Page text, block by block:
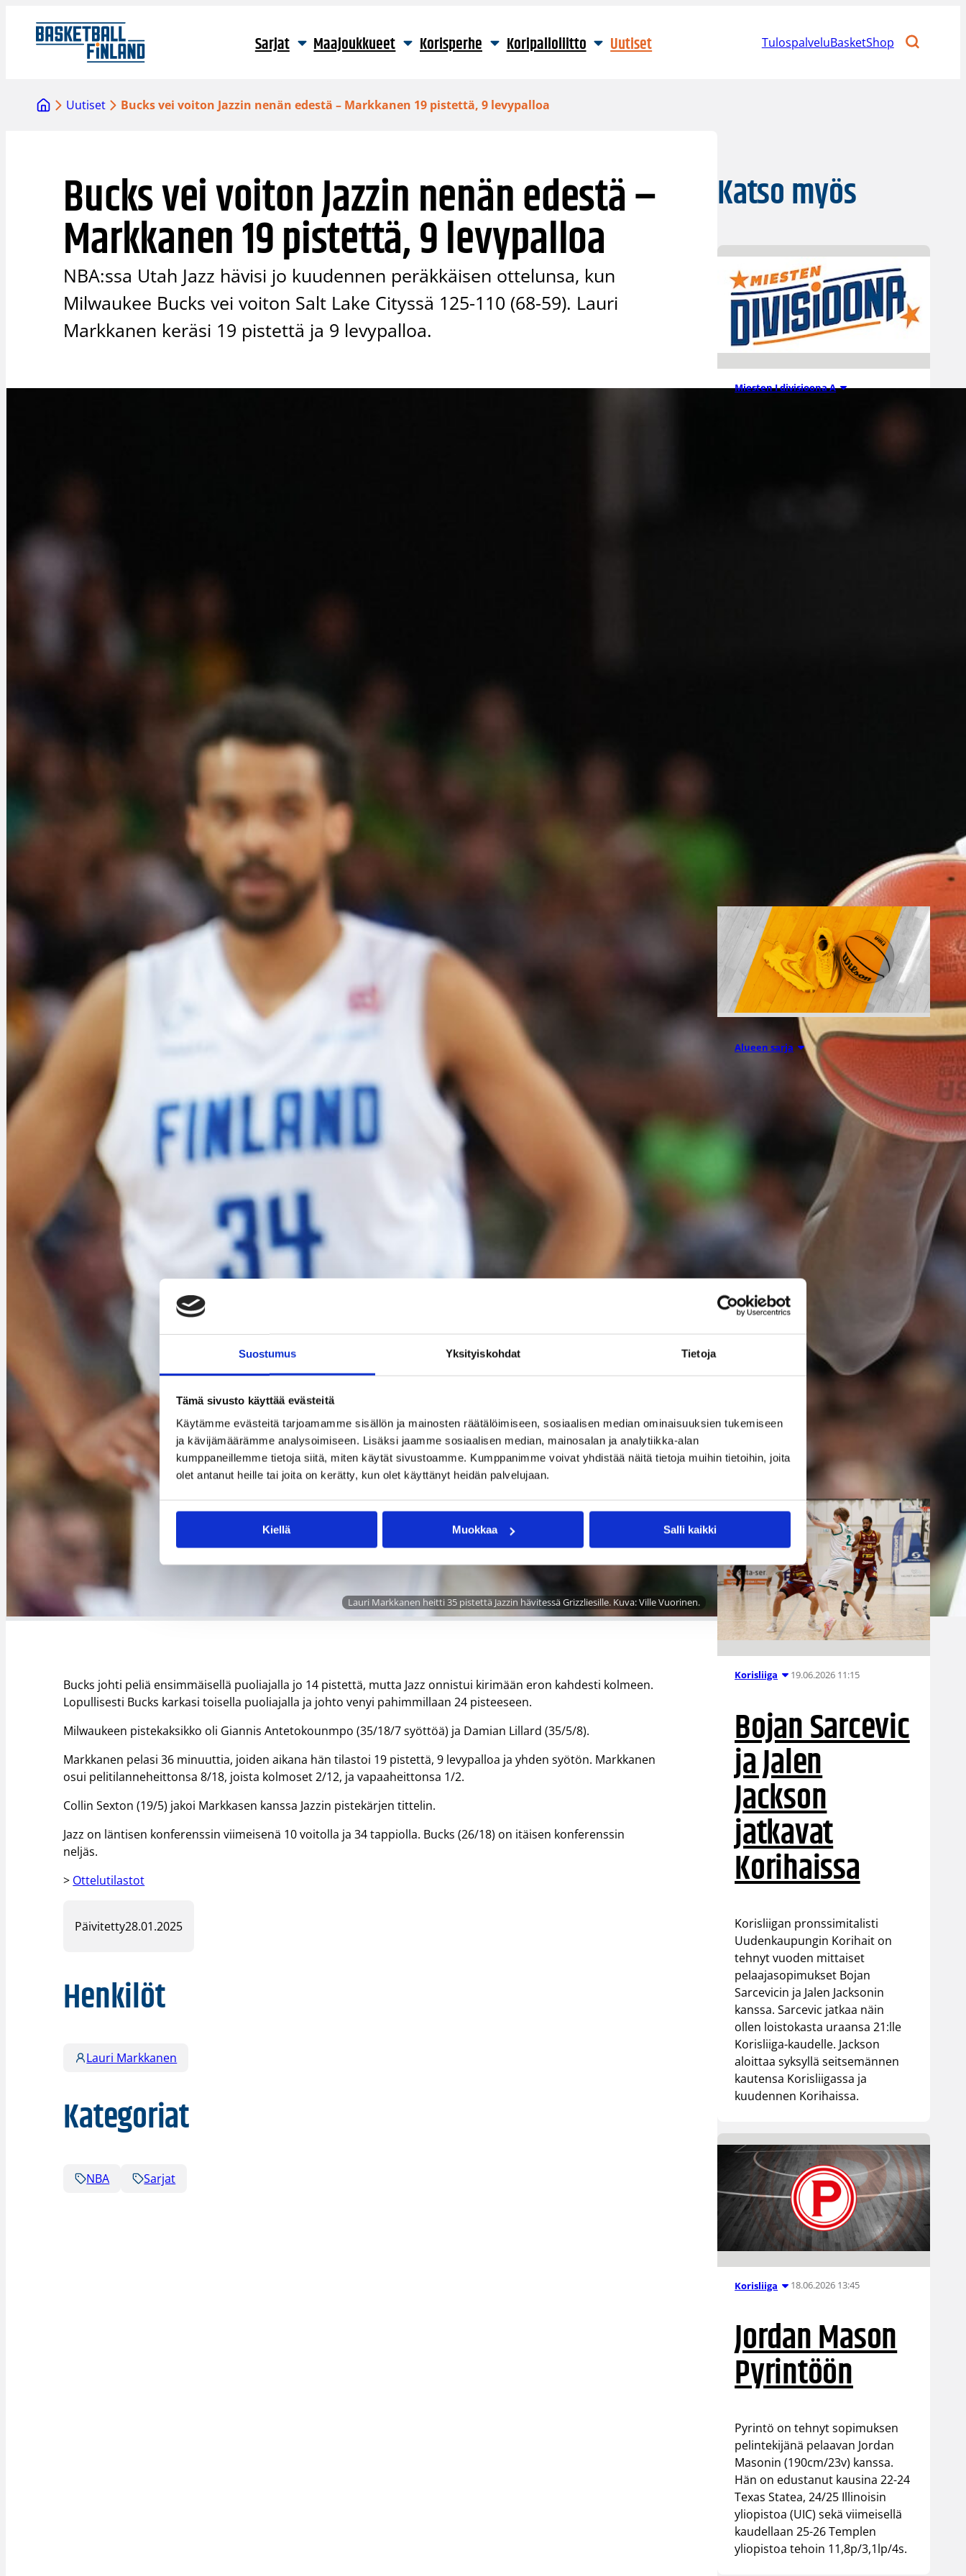
Suostumus Yksityiskohdat Tietoja
Tämä sivusto käyttää evästeitä
Käytämme evästeitä tarjoamamme sisällön ja mainosten räätälöimiseen, sosiaalisen median ominaisuuksien tukemiseen
ja kävijämäärämme analysoimiseen. Lisäksi jaamme sosiaalisen median, mainosalan ja analytiikka-alan
kumppaneillemme tietoja siitä, miten käytät sivustoamme. Kumppanimme voivat yhdistää näitä tietoja muihin tietoihin, joita
olet antanut heille tai joita on kerätty, kun olet käyttänyt heidän palvelujaan.
Kiellä Muokkaa Salli kaikki
sisältöön
Sarjat Maajoukkueet Korisperhe Koripalloliitto Uutiset TulospalveluBasketShop
Uutiset Bucks vei voiton Jazzin nenän edestä – Markkanen 19 pistettä, 9 levypalloa
Bucks vei voiton Jazzin nenän edestä –
Markkanen 19 pistettä, 9 levypalloa
NBA:ssa Utah Jazz hävisi jo kuudennen peräkkäisen ottelunsa, kun
Milwaukee Bucks vei voiton Salt Lake Cityssä 125-110 (68-59). Lauri
Markkanen keräsi 19 pistettä ja 9 levypalloa.
Lauri Markkanen heitti 35 pistettä Jazzin hävitessä Grizzliesille. Kuva: Ville Vuorinen.
Bucks johti peliä ensimmäisellä puoliajalla jo 14 pistettä, mutta Jazz onnistui kirimään eron kahdesti kolmeen.
Lopullisesti Bucks karkasi toisella puoliajalla ja johto venyi pahimmillaan 24 pisteeseen.
Milwaukeen pistekaksikko oli Giannis Antetokounmpo (35/18/7 syöttöä) ja Damian Lillard (35/5/8).
Markkanen pelasi 36 minuuttia, joiden aikana hän tilastoi 19 pistettä, 9 levypalloa ja yhden syötön. Markkanen
osui pelitilanneheittonsa 8/18, joista kolmoset 2/12, ja vapaaheittonsa 1/2.
Collin Sexton (19/5) jakoi Markkasen kanssa Jazzin pistekärjen tittelin.
Jazz on läntisen konferenssin viimeisenä 10 voitolla ja 34 tappiolla. Bucks (26/18) on itäisen konferenssin
neljäs.
> Ottelutilastot
Päivitetty28.01.2025
Henkilöt
Lauri Markkanen
Kategoriat
NBA Sarjat
Katso myös
Miesten I divisioona A
Miesten Divari
A:n ja Divari
Alueen sarja 01.07.2026 11:30
Koriskauden
2026-27
lisenssit
myynnissä
Koripallokausi 2026-27
käynnistyy virallisesti 1.7.2026 ja
samalla on käynnistynyt uuden
kauden lisenssien myynti. Myös
palvelu on jälleen avattu.
rinnakkaisedustusoikeuden
edustusoikeuden siirron palvelu
ovat tarjolla sekä suomeksi että
englanniksi.
Korisliiga 19.06.2026 11:15
Bojan Sarcevic
ja Jalen
Jackson
jatkavat
Korihaissa
Korisliigan pronssimitalisti
Uudenkaupungin Korihait on
tehnyt vuoden mittaiset
pelaajasopimukset Bojan
Sarcevicin ja Jalen Jacksonin
kanssa. Sarcevic jatkaa näin
ollen loistokasta uraansa 21:lle
Korisliiga-kaudelle. Jackson
aloittaa syksyllä seitsemännen
kautensa Korisliigassa ja
kuudennen Korihaissa.
Korisliiga 18.06.2026 13:45
Jordan Mason
Pyrintöön
Pyrintö on tehnyt sopimuksen
pelintekijänä pelaavan Jordan
Masonin (190cm/23v) kanssa.
Hän on edustanut kausina 22-24
Texas Statea, 24/25 Illinoisin
yliopistoa (UIC) sekä viimeisellä
kaudellaan 25-26 Templen
yliopistoa tehoin 11,8p/3,1lp/4s.